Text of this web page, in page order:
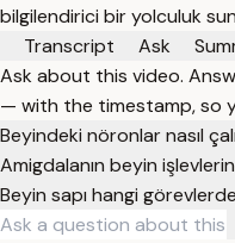
bilgilendirici bir yolculuk
Transcript
Ask
Ask about this video.
— with the timestamp, so
Beyindeki nöronlar nasıl
Amigdalanın beyin
Beyin sapı hangi